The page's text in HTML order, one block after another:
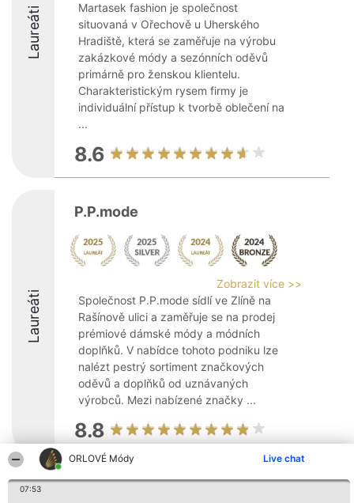
ORLOVÉ Módy Live chat
07:53
Laureáti
Martasek fashion je společnost
situovaná v Ořechově u Uherského
Hradiště, která se zaměřuje na výrobu
zakázkové módy a sezónních oděvů
primárně pro ženskou klientelu.
Charakteristickým rysem firmy je
individuální přístup k tvorbě oblečení na
...
8.6
Laureáti
P.P.mode
Zobrazit více >>
Společnost P.P.mode sídlí ve Zlíně na
Rašínově ulici a zaměřuje se na prodej
prémiové dámské módy a módních
doplňků. V nabídce tohoto podniku lze
nalézt pestrý sortiment značkových
oděvů a doplňků od uznávaných
výrobců. Mezi nabízené značky ...
8.8
Organizátor hlasování Plebiscyt Kontakt